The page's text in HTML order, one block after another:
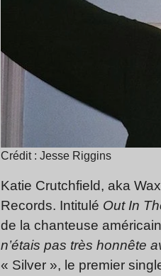
Crédit : Jesse Riggins
Katie Crutchfield, aka
Records. Intitulé Out In
de la chanteuse
n’étais pas très honnête
« Silver », le premier